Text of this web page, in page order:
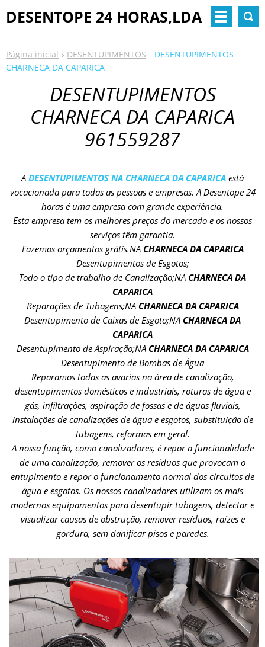
DESENTOPE 24 HORAS,LDA
Página inicial DESENTUPIMENTOS
DESENTUPIMENTOS
CHARNECA DA CAPARICA
DESENTUPIMENTOS
CHARNECA DA CAPARICA
961559287
A DESENTUPIMENTOS NA CHARNECA DA CAPARICA está
vocacionada para todas as pessoas e empresas. A Desentope 24
horas é uma empresa com grande experiência.
Esta empresa tem os melhores preços do mercado e os nossos
serviços têm garantia.
Fazemos orçamentos grátis.NA CHARNECA DA CAPARICA
Desentupimentos de Esgotos;
Todo o tipo de trabalho de Canalização;NA CHARNECA DA
CAPARICA
Reparações de Tubagens;NA CHARNECA DA CAPARICA
Desentupimento de Caixas de Esgoto;NA CHARNECA DA
CAPARICA
Desentupimento de Aspiração;NACHARNECA DA CAPARICA
Desentupimento de Bombas de Água
Reparamos todas as avarias na área de canalização,
desentupimentos domésticos e industriais, roturas de água e
gás, infiltrações, aspiração de fossas e de águas fluviais,
instalações de canalizações de água e esgotos, substituição de
tubagens, reformas em geral.
A nossa função, como canalizadores, é repor a funcionalidade
de uma canalização, remover os resíduos que provocam o
entupimento e repor o funcionamento normal dos circuitos de
água e esgotos. Os nossos canalizadores utilizam os mais
modernos equipamentos para desentupir tubagens, detectar e
visualizar causas de obstrução, remover resíduos, raízes e
gordura, sem danificar pisos e paredes.